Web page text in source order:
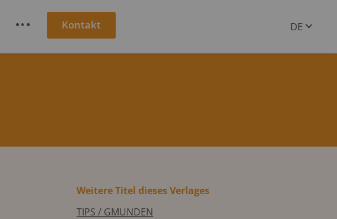
S Kontakt
DE
Weitere Titel dieses Verlages
TIPS / GMUNDEN